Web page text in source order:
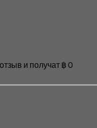
и получат ฿ 0